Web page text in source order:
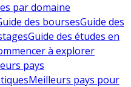
par domaine
des boursesGuide des
Guide des études en
à explorer
pays
Meilleurs pays pour